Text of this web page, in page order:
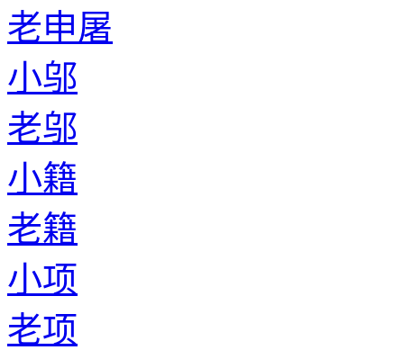
老申屠
小邬
老邬
小籍
老籍
小项
老项